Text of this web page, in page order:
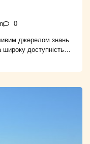
0
джерелом знань
доступність…